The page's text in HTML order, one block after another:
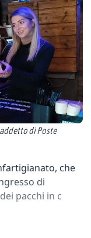
di Poste
che
di
pacchi in c